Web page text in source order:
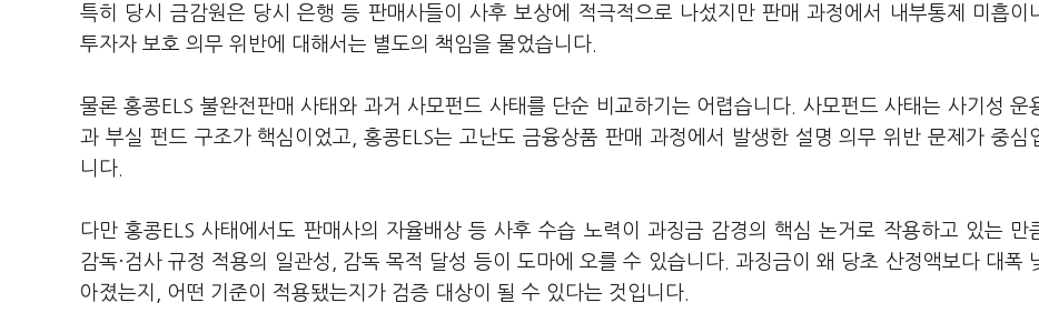
특히 당시 금감원은 당시 은행 등 판매사들이 사후 보상에 적극적으로 나섰지만 판매 과정에서 내부통제 미흡이
투자자 보호 의무 위반에 대해서는 별도의 책임을 물었습니다.
물론 홍콩ELS 불완전판매 사태와 과거 사모펀드 사태를 단순 비교하기는 어렵습니다. 사모펀드 사태는 사기성 운
과 부실 펀드 구조가 핵심이었고, 홍콩ELS는 고난도 금융상품 판매 과정에서 발생한 설명 의무 위반 문제가 중심
니다.
다만 홍콩ELS 사태에서도 판매사의 자율배상 등 사후 수습 노력이 과징금 감경의 핵심 논거로 작용하고 있는 만
감독·검사 규정 적용의 일관성, 감독 목적 달성 등이 도마에 오를 수 있습니다. 과징금이 왜 당초 산정액보다 대폭
아졌는지, 어떤 기준이 적용됐는지가 검증 대상이 될 수 있다는 것입니다.